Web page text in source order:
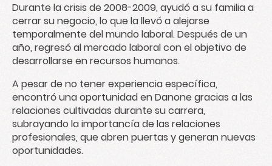
Durante la crisis de 2008-2009, ayudó a su familia a
cerrar su negocio, lo que la llevó a alejarse
temporalmente del mundo laboral. Después de un
año, regresó al mercado laboral con el objetivo de
desarrollarse en recursos humanos.
A pesar de no tener experiencia específica,
encontró una oportunidad en Danone gracias a las
relaciones cultivadas durante su carrera,
subrayando la importancía de las relaciones
profesionales, que abren puertas y generan nuevas
oportunidades.